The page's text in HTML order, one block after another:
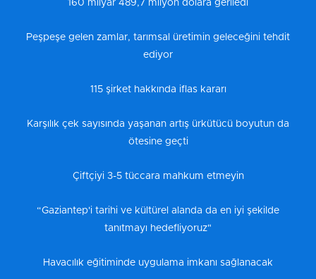
160 milyar 489,7 milyon dolara geriledi
Peşpeşe gelen zamlar, tarımsal üretimin geleceğini tehdit
ediyor
115 şirket hakkında iflas kararı
Karşılık çek sayısında yaşanan artış ürkütücü boyutun da
ötesine geçti
Çiftçiyi 3-5 tüccara mahkum etmeyin
“Gaziantep'i tarihi ve kültürel alanda da en iyi şekilde
tanıtmayı hedefliyoruz"
Havacılık eğitiminde uygulama imkanı sağlanacak